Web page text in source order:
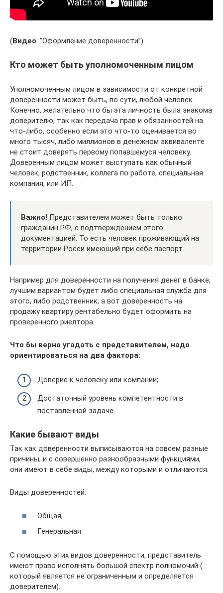
(Видео: “Оформление доверенности”)
Кто может быть уполномоченным лицом
Уполномоченным лицом в зависимости от конкретной
доверенности может быть, по сути, любой человек.
Конечно, желательно что бы эта личность была знакома
доверителю, так как передача прав и обязанностей на
что-либо, особенно если это что-то оценивается во
много тысяч, либо миллионов в денежном эквиваленте
не стоит доверять первому попавшемуся человеку.
Доверенным лицом может выступать как обычный
человек, родственник, коллега по работе, специальная
компания, или ИП.
Важно! Представителем может быть только
гражданин РФ, с подтверждением этого
документацией. То есть человек проживающий на
территории Росси имеющий при себе паспорт.
Например для доверенности на получения денег в банке,
лучшим вариантом будет либо специальная служба для
этого, либо родственник, а вот доверенность на
продажу квартиру рентабельно будет оформить на
проверенного риелтора.
Что бы верно угадать с представителем, надо
ориентироваться на два фактора:
Доверие к человеку или компании;
Достаточный уровень компетентности в
поставленной задаче.
Какие бывают виды
Так как доверенности выписываются на совсем разные
причины, и с совершенно разнообразными функциями,
они имеют в себе виды, между которыми и отличаются.
Виды доверенностей:
Общая;
Генеральная
С помощью этих видов доверенности, представитель
имеют право исполнять большой спектр полномочий (
который является не ограниченным и определяется
доверителем).